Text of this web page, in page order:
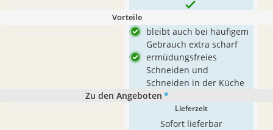
Vorteile
bleibt auch bei häufigem
Gebrauch extra scharf
ermüdungsfreies
Schneiden und
Schneiden in der Küche
Zu den Angeboten *
Lieferzeit
Sofort lieferbar